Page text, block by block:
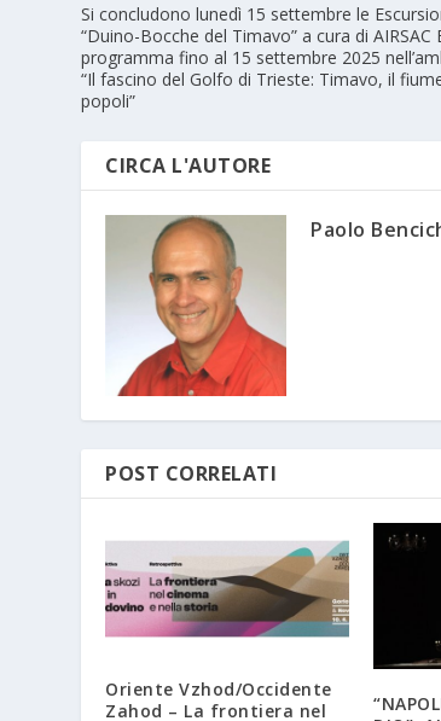
Si concludono lunedì 15 settembre le
“Duino-Bocche del Timavo” a cura di AIRSAC
programma fino al 15 settembre 2025
“Il fascino del Golfo di Trieste: Timavo, il
popoli”
CIRCA L'AUTORE
Paolo
POST CORRELATI
Oriente Vzhod/Occidente
Zahod – La frontiera nel